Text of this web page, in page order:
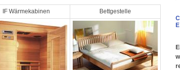
IF Wärmekabinen Bettgestelle